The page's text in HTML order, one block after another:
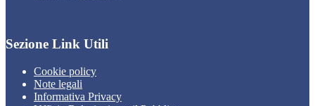
Sezione Link Utili
Cookie policy
Note legali
Informativa Privacy